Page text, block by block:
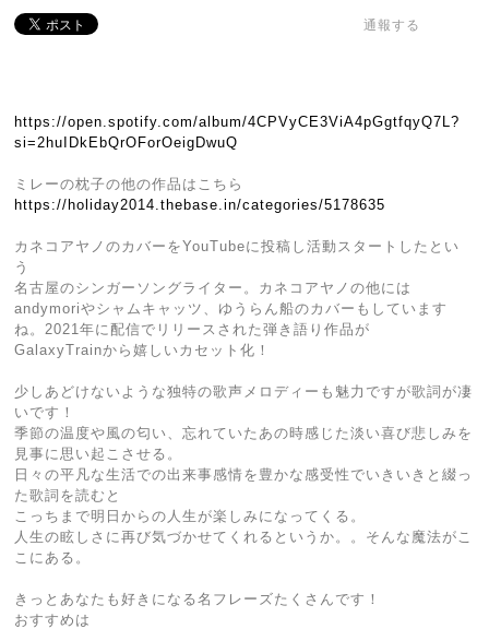
通報する
https://open.spotify.com/album/4CPVyCE3ViA4pGgtfqyQ7L?
si=2huIDkEbQrOForOeigDwuQ
ミレーの枕子の他の作品はこちら
https://holiday2014.thebase.in/categories/5178635
カネコアヤノのカバーをYouTubeに投稿し活動スタートしたとい
う
名古屋のシンガーソングライター。カネコアヤノの他には
andymoriやシャムキャッツ、ゆうらん船のカバーもしています
ね。2021年に配信でリリースされた弾き語り作品が
GalaxyTrainから嬉しいカセット化！
少しあどけないような独特の歌声メロディーも魅力ですが歌詞が凄
いです！
季節の温度や風の匂い、忘れていたあの時感じた淡い喜び悲しみを
見事に思い起こさせる。
日々の平凡な生活での出来事感情を豊かな感受性でいきいきと綴っ
た歌詞を読むと
こっちまで明日からの人生が楽しみになってくる。
人生の眩しさに再び気づかせてくれるというか。。そんな魔法がこ
こにある。
きっとあなたも好きになる名フレーズたくさんです！
おすすめは